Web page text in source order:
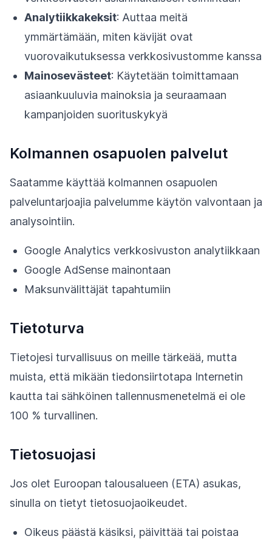
Analytiikkakeksit: Auttaa meitä
ymmärtämään, miten kävijät ovat
vuorovaikutuksessa verkkosivustomme kanssa
Mainosevästeet: Käytetään toimittamaan
asiaankuuluvia mainoksia ja seuraamaan
kampanjoiden suorituskykyä
Kolmannen osapuolen palvelut
Saatamme käyttää kolmannen osapuolen
palveluntarjoajia palvelumme käytön valvontaan ja
analysointiin.
Google Analytics verkkosivuston analytiikkaan
Google AdSense mainontaan
Maksunvälittäjät tapahtumiin
Tietoturva
Tietojesi turvallisuus on meille tärkeää, mutta
muista, että mikään tiedonsiirtotapa Internetin
kautta tai sähköinen tallennusmenetelmä ei ole
100 % turvallinen.
Tietosuojasi
Jos olet Euroopan talousalueen (ETA) asukas,
sinulla on tietyt tietosuojaoikeudet.
Oikeus päästä käsiksi, päivittää tai poistaa